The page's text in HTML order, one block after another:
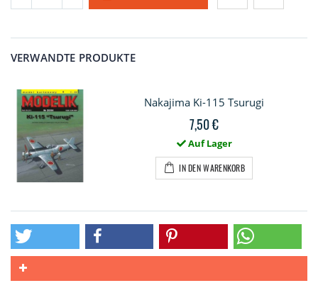
VERWANDTE PRODUKTE
Nakajima Ki-115 Tsurugi
7,50 €
Auf Lager
IN DEN WARENKORB